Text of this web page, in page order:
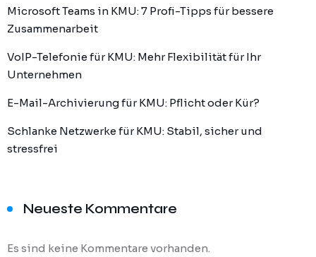
Microsoft Teams in KMU: 7 Profi-Tipps für bessere
Zusammenarbeit
VoIP-Telefonie für KMU: Mehr Flexibilität für Ihr
Unternehmen
E-Mail-Archivierung für KMU: Pflicht oder Kür?
Schlanke Netzwerke für KMU: Stabil, sicher und
stressfrei
Neueste Kommentare
Es sind keine Kommentare vorhanden.